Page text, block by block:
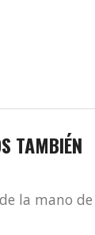
TAMBIÉN
la mano